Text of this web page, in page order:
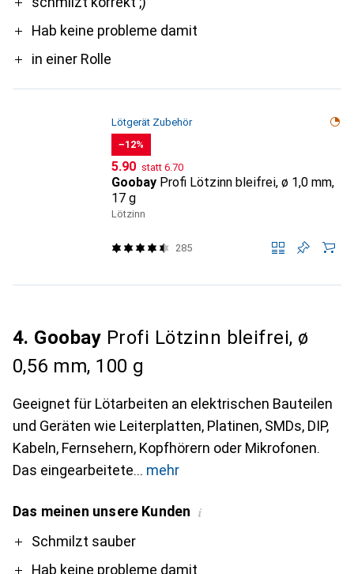
Hab keine probleme damit
in einer Rolle
Lötgerät Zubehör
−12%
CHF
5.90 statt CHF
6.70
Goobay Profi Lötzinn bleifrei, ø 1,0 mm,
17 g
Lötzinn
285
4. Goobay Profi Lötzinn bleifrei, ø
0,56 mm, 100 g
Geeignet für Lötarbeiten an elektrischen Bauteilen
und Geräten wie Leiterplatten, Platinen, SMDs, DIP,
Kabeln, Fernsehern, Kopfhörern oder Mikrofonen.
Das eingearbeitete
mehr
Das meinen unsere Kunden i
ProSchmilzt sauber
Hab keine probleme damit
Contra